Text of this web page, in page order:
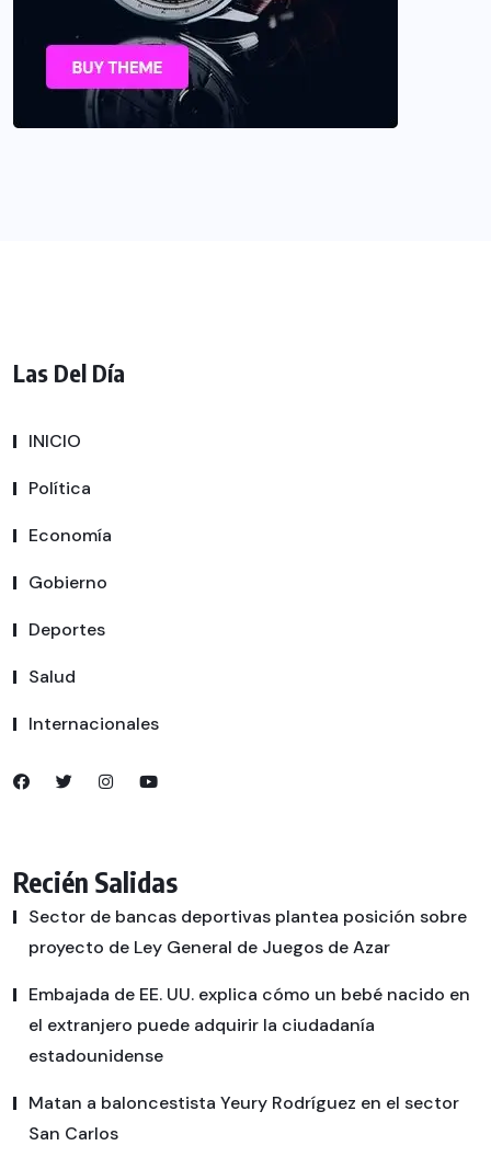
Las Del Día
INICIO
Política
Economía
Gobierno
Deportes
Salud
Internacionales
Recién Salidas
Sector de bancas deportivas plantea posición sobre
proyecto de Ley General de Juegos de Azar
Embajada de EE. UU. explica cómo un bebé nacido en
el extranjero puede adquirir la ciudadanía
estadounidense
Matan a baloncestista Yeury Rodríguez en el sector
San Carlos